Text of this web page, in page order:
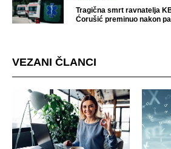
Tragična smrt ravnatelja
Ćorušić preminuo nakon
VEZANI ČLANCI